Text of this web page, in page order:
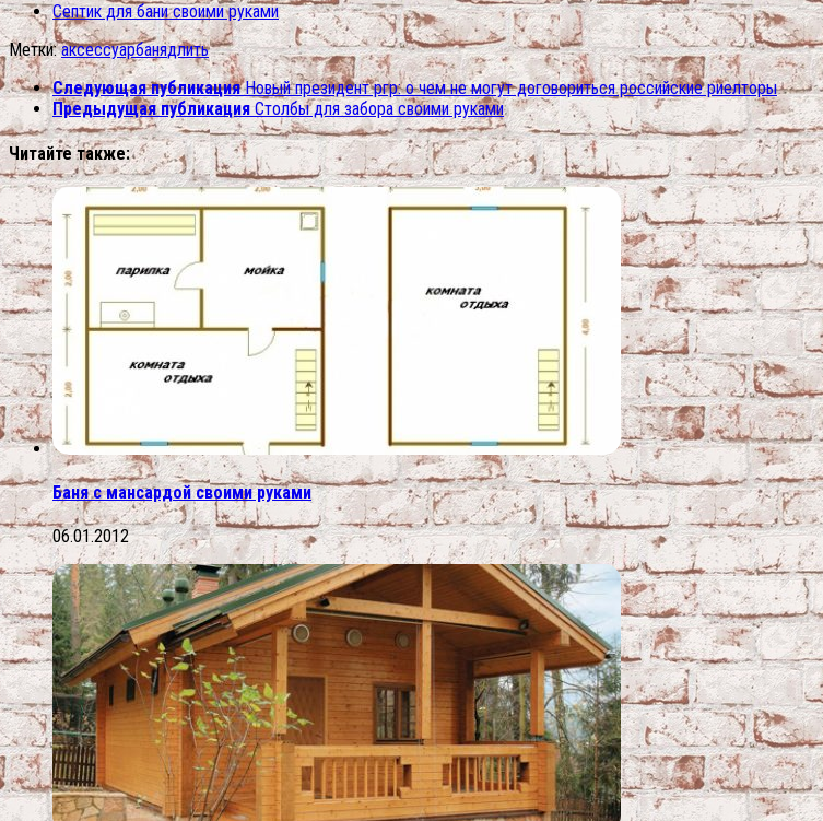
Септик для бани своими руками
Метки: аксессуарбанядлить
Следующая публикация Новый президент ргр: о чем не могут договориться российские риелторы
Предыдущая публикация Столбы для забора своими руками
Читайте также:
Баня с мансардой своими руками
06.01.2012